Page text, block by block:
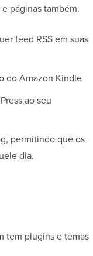
páginas também.
feed RSS em suas
do Amazon Kindle
ao seu
permitindo que os
dia.
tem plugins e temas